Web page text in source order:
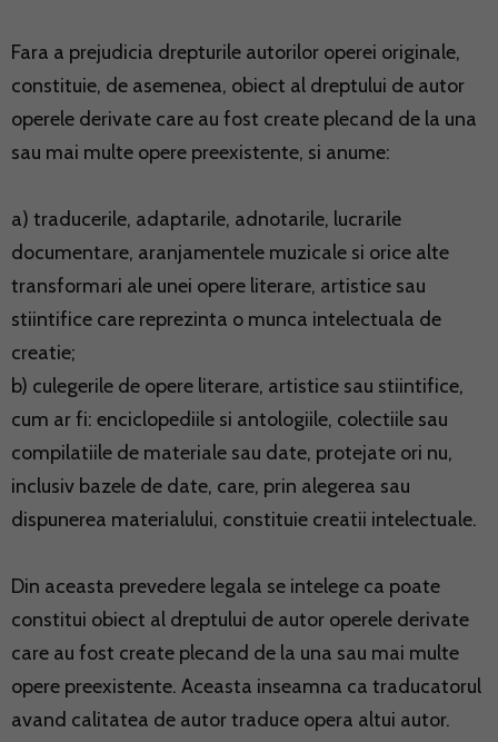
Fara a prejudicia drepturile autorilor operei originale,
constituie, de asemenea, obiect al dreptului de autor
operele derivate care au fost create plecand de la una
sau mai multe opere preexistente, si anume:
a) traducerile, adaptarile, adnotarile, lucrarile
documentare, aranjamentele muzicale si orice alte
transformari ale unei opere literare, artistice sau
stiintifice care reprezinta o munca intelectuala de
creatie;
b) culegerile de opere literare, artistice sau stiintifice,
cum ar fi: enciclopediile si antologiile, colectiile sau
compilatiile de materiale sau date, protejate ori nu,
inclusiv bazele de date, care, prin alegerea sau
dispunerea materialului, constituie creatii intelectuale.
Din aceasta prevedere legala se intelege ca poate
constitui obiect al dreptului de autor operele derivate
care au fost create plecand de la una sau mai multe
opere preexistente. Aceasta inseamna ca traducatorul
avand calitatea de autor traduce opera altui autor.